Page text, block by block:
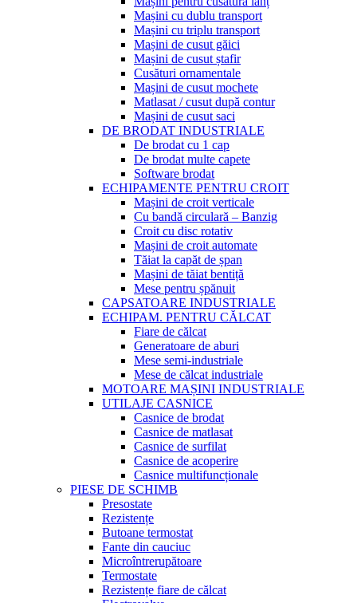
Mașini cu dublu transport
Mașini cu triplu transport
Mașini de cusut găici
Mașini de cusut ștafir
Cusături ornamentale
Mașini de cusut mochete
Matlasat / cusut după contur
Mașini de cusut saci
DE BRODAT INDUSTRIALE
De brodat cu 1 cap
De brodat multe capete
Software brodat
ECHIPAMENTE PENTRU CROIT
Mașini de croit verticale
Cu bandă circulară – Banzig
Croit cu disc rotativ
Mașini de croit automate
Tăiat la capăt de șpan
Mașini de tăiat bentiță
Mese pentru șpănuit
CAPSATOARE INDUSTRIALE
ECHIPAM. PENTRU CĂLCAT
Fiare de călcat
Generatoare de aburi
Mese semi-industriale
Mese de călcat industriale
MOTOARE MAȘINI INDUSTRIALE
UTILAJE CASNICE
Casnice de brodat
Casnice de matlasat
Casnice de surfilat
Casnice de acoperire
Casnice multifuncționale
PIESE DE SCHIMB
Presostate
Rezistențe
Butoane termostat
Fante din cauciuc
Microîntrerupătoare
Termostate
Rezistențe fiare de călcat